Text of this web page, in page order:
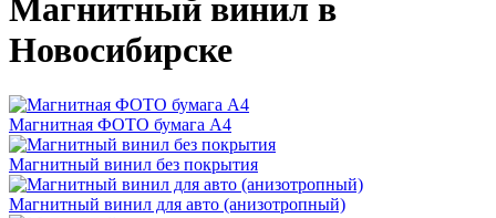
Магнитный винил в
Новосибирске
Магнитная ФОТО бумага А4
Магнитный винил без покрытия
Магнитный винил для авто (анизотропный)